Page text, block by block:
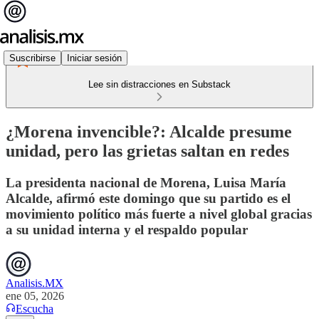
Suscribirse Iniciar sesión
Lee sin distracciones en Substack
¿Morena invencible?: Alcalde presume
unidad, pero las grietas saltan en redes
La presidenta nacional de Morena, Luisa María
Alcalde, afirmó este domingo que su partido es el
movimiento político más fuerte a nivel global gracias
a su unidad interna y el respaldo popular
Analisis.MX
ene 05, 2026
Escucha